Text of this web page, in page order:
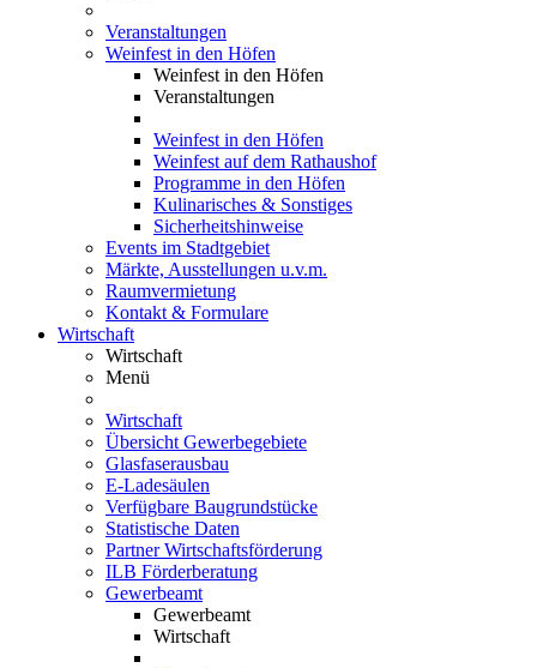
Veranstaltungen
Weinfest in den Höfen
Weinfest in den Höfen
Veranstaltungen
Weinfest in den Höfen
Weinfest auf dem Rathaushof
Programme in den Höfen
Kulinarisches & Sonstiges
Sicherheitshinweise
Events im Stadtgebiet
Märkte, Ausstellungen u.v.m.
Raumvermietung
Kontakt & Formulare
Wirtschaft
Wirtschaft
Menü
Wirtschaft
Übersicht Gewerbegebiete
Glasfaserausbau
E-Ladesäulen
Verfügbare Baugrundstücke
Statistische Daten
Partner Wirtschaftsförderung
ILB Förderberatung
Gewerbeamt
Gewerbeamt
Wirtschaft